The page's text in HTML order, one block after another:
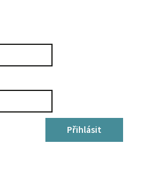
Přihlásit